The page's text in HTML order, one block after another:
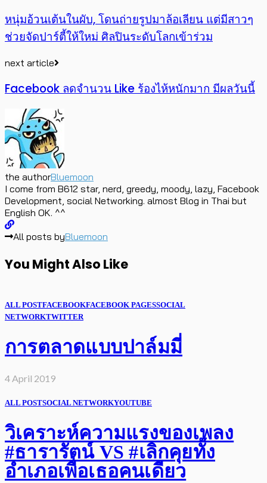
หนุ่มอ้วนเต้นในผับ, โดนถ่ายรูปมาล้อเลียน แต่มีสาวๆ
ช่วยจัดปาร์ตี้ให้ใหม่ ศิลปินระดับโลกเข้าร่วม
next article
Facebook ลดจำนวน Like ร้องไห้หนักมาก มีผลวันนี้
the authorBluemoon
I come from B612 star, nerd, greedy, moody, lazy, Facebook
Development, social Networking. almost Blog in Thai but
English OK. ^^
All posts byBluemoon
You Might Also Like
ALL POSTFACEBOOKFACEBOOK PAGESSOCIAL
NETWORKTWITTER
การตลาดแบบปาล์มมี่
4 April 2019
ALL POSTSOCIAL NETWORKYOUTUBE
วิเคราะห์ความแรงของเพลง
#ธารารัตน์ VS #เลิกคุยทั้ง
อำเภอเพื่อเธอคนเดียว